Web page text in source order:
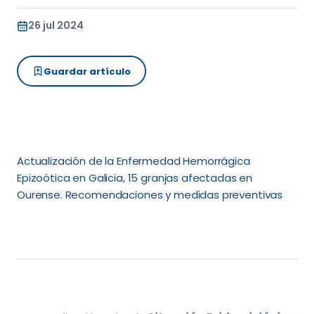
26 jul 2024
Guardar artículo
Actualización de la Enfermedad Hemorrágica
Epizoótica en Galicia, 15 granjas afectadas en
Ourense. Recomendaciones y medidas preventivas